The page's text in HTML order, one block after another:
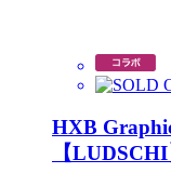
HXB
【